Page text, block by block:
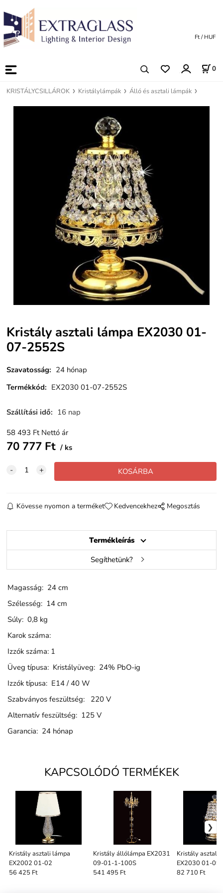
0
Ft / HUF
KRISTÁLYCSILLÁROK Kristálylámpák Álló és asztali lámpák
Kristály asztali lámpa EX2030 01-
07-2552S
Szavatosság: 24 hónap
Termékkód: EX2030 01-07-2552S
Szállítási idő: 16 nap
58 493 Ft Nettó ár
70 777 Ft ks
Kövesse nyomon a terméket Kedvencekhez Megosztás
Termékleírás
Segíthetünk?
Magasság: 24 cm
Szélesség: 14 cm
Súly: 0,8 kg
Karok száma:
Izzók száma: 1
Üveg típusa: Kristályüveg: 24% PbO-ig
Izzók típusa: E14 / 40 W
Szabványos feszültség: 220 V
Alternatív feszültség: 125 V
Garancia: 24 hónap
KAPCSOLÓDÓ TERMÉKEK
Kristály asztali lámpa
EX2002 01-02
56 425 Ft
Kristály állólámpa EX2031
09-01-1-100S
541 495 Ft
Kristály asztali
EX2030 01-
82 710 Ft